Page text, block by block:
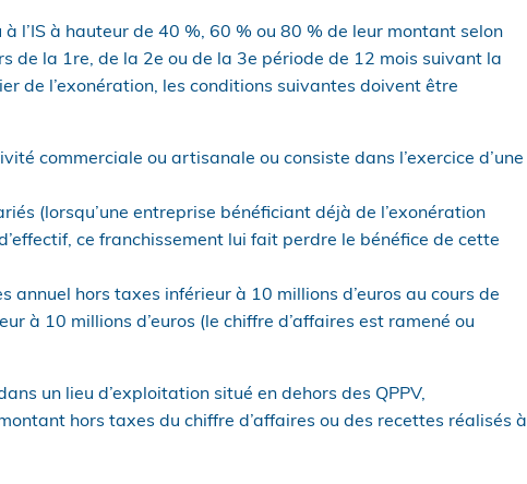
à l’IS à hauteur de 40 %, 60 % ou 80 % de leur montant selon
de la 1re, de la 2e ou de la 3e période de 12 mois suivant la
de l’exonération, les conditions suivantes doivent être
commerciale ou artisanale ou consiste dans l’exercice d’une
(lorsqu’une entreprise bénéficiant déjà de l’exonération
ce franchissement lui fait perdre le bénéfice de cette
annuel hors taxes inférieur à 10 millions d’euros au cours de
à 10 millions d’euros (le chiffre d’affaires est ramené ou
un lieu d’exploitation situé en dehors des QPPV,
hors taxes du chiffre d’affaires ou des recettes réalisés à